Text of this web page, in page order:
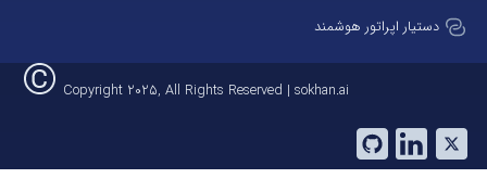
هوشمند
Copyright 2025, All Rights Reserved | sokhan.ai